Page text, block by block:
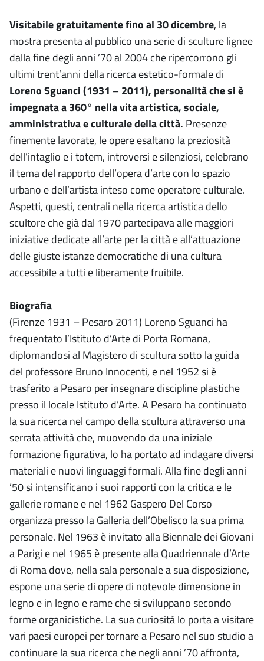
Visitabile gratuitamente fino al 30 dicembre, la
mostra presenta al pubblico una serie di sculture lignee
dalla fine degli anni ’70 al 2004 che ripercorrono gli
ultimi trent’anni della ricerca estetico-formale di
Loreno Sguanci (1931 – 2011), personalità che si è
impegnata a 360° nella vita artistica, sociale,
amministrativa e culturale della città. Presenze
finemente lavorate, le opere esaltano la preziosità
dell’intaglio e i totem, introversi e silenziosi, celebrano
il tema del rapporto dell’opera d’arte con lo spazio
urbano e dell’artista inteso come operatore culturale.
Aspetti, questi, centrali nella ricerca artistica dello
scultore che già dal 1970 partecipava alle maggiori
iniziative dedicate all’arte per la città e all’attuazione
delle giuste istanze democratiche di una cultura
accessibile a tutti e liberamente fruibile.
Biografia
(Firenze 1931 – Pesaro 2011) Loreno Sguanci ha
frequentato l’Istituto d’Arte di Porta Romana,
diplomandosi al Magistero di scultura sotto la guida
del professore Bruno Innocenti, e nel 1952 si è
trasferito a Pesaro per insegnare discipline plastiche
presso il locale Istituto d’Arte. A Pesaro ha continuato
la sua ricerca nel campo della scultura attraverso una
serrata attività che, muovendo da una iniziale
formazione figurativa, lo ha portato ad indagare diversi
materiali e nuovi linguaggi formali. Alla fine degli anni
’50 si intensificano i suoi rapporti con la critica e le
gallerie romane e nel 1962 Gaspero Del Corso
organizza presso la Galleria dell’Obelisco la sua prima
personale. Nel 1963 è invitato alla Biennale dei Giovani
a Parigi e nel 1965 è presente alla Quadriennale d’Arte
di Roma dove, nella sala personale a sua disposizione,
espone una serie di opere di notevole dimensione in
legno e in legno e rame che si sviluppano secondo
forme organicistiche. La sua curiosità lo porta a visitare
vari paesi europei per tornare a Pesaro nel suo studio a
continuare la sua ricerca che negli anni ’70 affronta,